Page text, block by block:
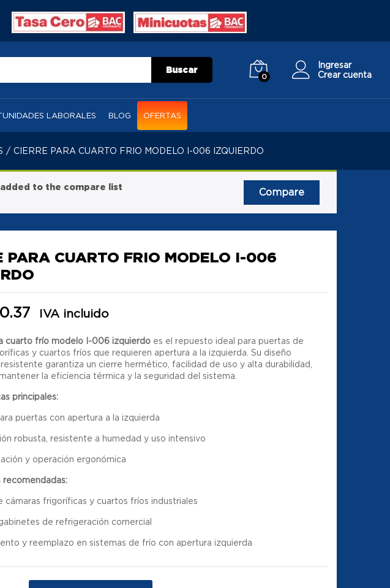
Buscar
0
Ingresar
Crear cuenta
LABORALES BLOG OFERTAS
/ CIERRE PARA CUARTO FRIO MODELO I-006 IZQUIERDO
Compare
added to the compare list
PARA CUARTO FRIO MODELO I-006
IVA incluido
cuarto frío modelo I-006 izquierdo es el repuesto ideal para puertas de
y cuartos fríos que requieren apertura a la izquierda. Su diseño
garantiza un cierre hermético, facilidad de uso y alta durabilidad,
la eficiencia térmica y la seguridad del sistema.
principales:
puertas con apertura a la izquierda
robusta, resistente a humedad y uso intensivo
y operación ergonómica
recomendadas:
cámaras frigoríficas y cuartos fríos industriales
de refrigeración comercial
y reemplazo en sistemas de frío con apertura izquierda